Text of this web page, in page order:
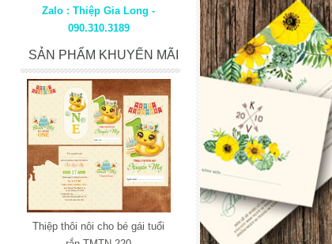
Zalo : Thiệp Gia Long -
090.310.3189
SẢN PHẨM KHUYẾN MÃI
Thiệp thôi nôi cho bé gái tuổi